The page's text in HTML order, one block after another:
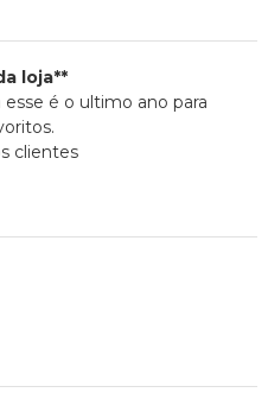
loja**
esse é o ultimo ano para
clientes